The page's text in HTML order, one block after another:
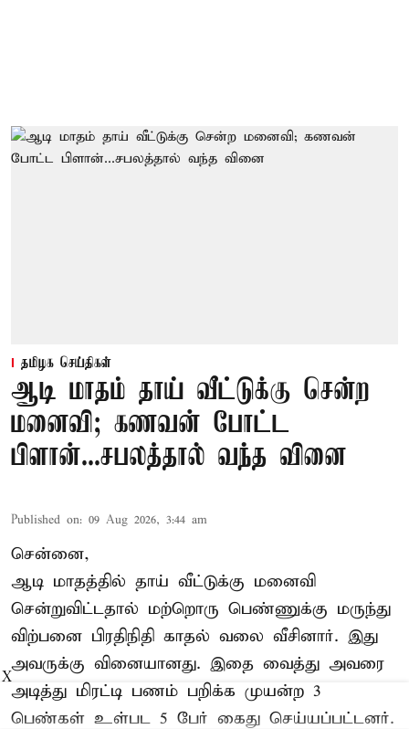
தமிழக செய்திகள்
ஆடி மாதம் தாய் வீட்டுக்கு சென்ற
மனைவி; கணவன் போட்ட
பிளான்...சபலத்தால் வந்த வினை
Published on: 09 Aug 2026, 3:44 am
சென்னை,
ஆடி மாதத்தில் தாய் வீட்டுக்கு மனைவி
சென்றுவிட்டதால் மற்றொரு பெண்ணுக்கு மருந்து
விற்பனை பிரதிநிதி காதல் வலை வீசினார். இது
அவருக்கு வினையானது. இதை வைத்து அவரை
அடித்து மிரட்டி பணம் பறிக்க முயன்ற 3
பெண்கள் உள்பட 5 பேர் கைது செய்யப்பட்டனர்.
X